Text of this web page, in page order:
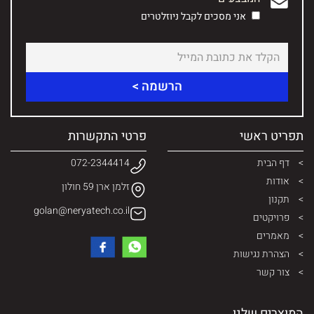
אני מסכים לקבל ניוזלטרים
תפריט ראשי
דף הבית
אודות
תקנון
פרויקטים
מאמרים
הצהרת נגישות
צור קשר
פרטי התקשרות
072-2344414
זלמן ארן 59 חולון
golan@neryatech.co.il